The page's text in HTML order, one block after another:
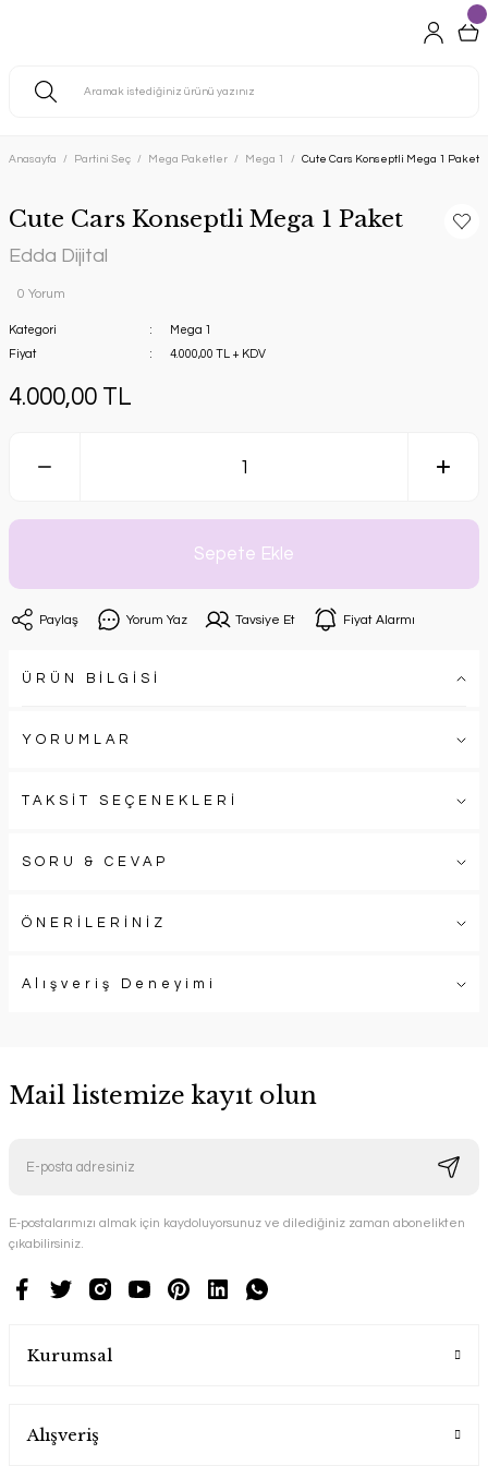
Anasayfa Partini Seç Mega Paketler Mega 1 Cute Cars Konseptli Mega 1 Paket
Cute Cars Konseptli Mega 1 Paket
Edda Dijital
0 Yorum
Kategori
Mega 1
Fiyat
4.000,00 TL + KDV
4.000,00 TL
Sepete Ekle
Paylaş Yorum Yaz Tavsiye Et Fiyat Alarmı
ÜRÜN BİLGİSİ
YORUMLAR
TAKSİT SEÇENEKLERİ
SORU & CEVAP
ÖNERİLERİNİZ
Alışveriş Deneyimi
Mail listemize kayıt olun
E-postalarımızı almak için kaydoluyorsunuz ve dilediğiniz zaman abonelikten
çıkabilirsiniz.
Kurumsal
Alışveriş